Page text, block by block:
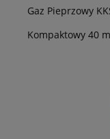
Gaz Pieprzowy
Kompaktowy 40